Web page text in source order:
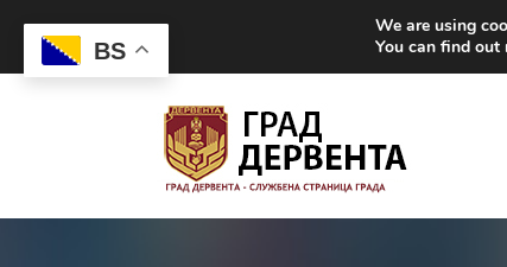
BS
We are using
You can find